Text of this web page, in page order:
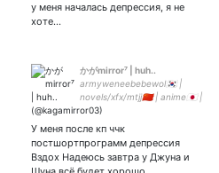
у меня началась депрессия, я не
хоте…
かがmirror⁷ | huh..
armyweneebebewol🇰🇷 |
novels/xfx/mtjj🇨🇳 | anime🇯🇵 |
Måneskin🇮🇹 | Biathlon/FS |
У меня после кп ччк
постшортпрограмм депрессия
Вздох Надеюсь завтра у Джуна и